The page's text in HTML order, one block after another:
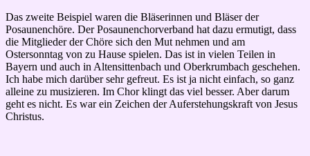
Das zweite Beispiel waren die Bläserinnen und Bläser der
Posaunenchöre. Der Posaunenchorverband hat dazu ermutigt, dass
die Mitglieder der Chöre sich den Mut nehmen und am
Ostersonntag von zu Hause spielen. Das ist in vielen Teilen in
Bayern und auch in Altensittenbach und Oberkrumbach geschehen.
Ich habe mich darüber sehr gefreut. Es ist ja nicht einfach, so ganz
alleine zu musizieren. Im Chor klingt das viel besser. Aber darum
geht es nicht. Es war ein Zeichen der Auferstehungskraft von Jesus
Christus.